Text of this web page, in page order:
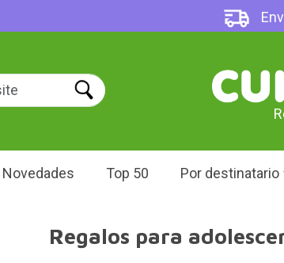
Novedades Top 50 Por destinatario
Regalos para